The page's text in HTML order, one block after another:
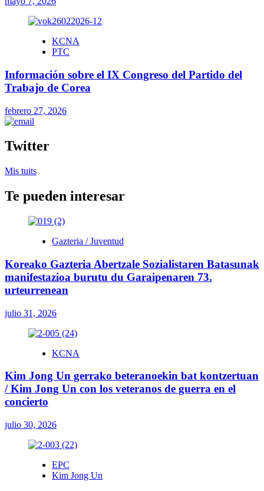
KCNA
PTC
Información sobre el IX Congreso del Partido del
Trabajo de Corea
febrero 27, 2026
Twitter
Mis tuits
Te pueden interesar
Gazteria / Juventud
Koreako Gazteria Abertzale Sozialistaren Batasunak
manifestazioa burutu du Garaipenaren 73.
urteurrenean
julio 31, 2026
KCNA
Kim Jong Un gerrako beteranoekin bat kontzertuan
/ Kim Jong Un con los veteranos de guerra en el
concierto
julio 30, 2026
EPC
Kim Jong Un